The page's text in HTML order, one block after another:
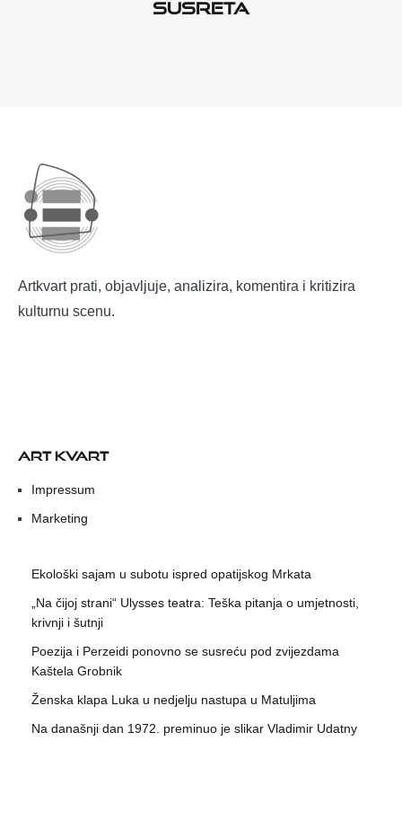
Artkvart prati, objavljuje, analizira, komentira i kritizira
kulturnu scenu.
ART KVART
Impressum
Marketing
Ekološki sajam u subotu ispred opatijskog Mrkata
„Na čijoj strani“ Ulysses teatra: Teška pitanja o umjetnosti,
krivnji i šutnji
Poezija i Perzeidi ponovno se susreću pod zvijezdama
Kaštela Grobnik
Ženska klapa Luka u nedjelju nastupa u Matuljima
Na današnji dan 1972. preminuo je slikar Vladimir Udatny